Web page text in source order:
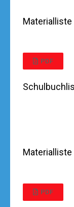
Materialliste
PDF
Materialliste
PDF